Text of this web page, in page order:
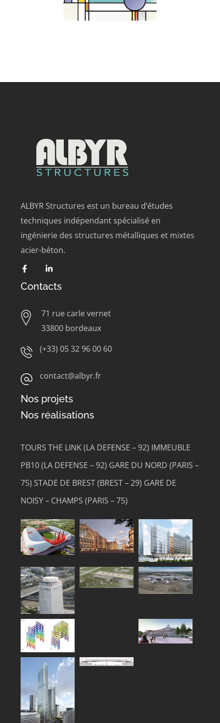
ALBYR Structures est un bureau d’études
techniques indépendant spécialisé en
ingénierie des structures métalliques et mixtes
acier-béton.
Contacts
71 rue carle vernet
33800 bordeaux
(+33) 05 32 96 00 60
contact@albyr.fr
Nos projets
Nos réalisations
TOURS THE LINK (LA DEFENSE – 92) IMMEUBLE
PB10 (LA DEFENSE – 92) GARE DU NORD (PARIS –
75) STADE DE BREST (BREST – 29) GARE DE
NOISY – CHAMPS (PARIS – 75)